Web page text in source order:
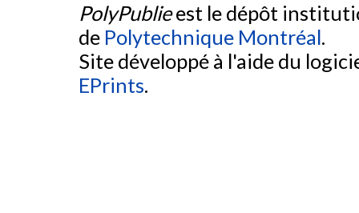
PolyPublieest le dépôt
de Polytechnique Montréal.
Site développé à l'aide du
EPrints.